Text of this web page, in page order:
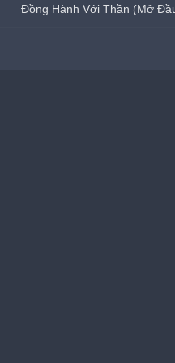
Đồng Hành Với Thần (Mở